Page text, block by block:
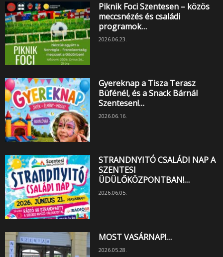
Piknik Foci Szentesen – közös
meccsnézés és családi
programok…
2026.06.23.
Gyereknap a Tisza Terasz
Büfénél, és a Snack Bárnál
Szentesen!…
2026.06.16.
STRANDNYITÓ CSALÁDI NAP A
SZENTESI
ÜDÜLŐKÖZPONTBAN!…
2026.06.05.
MOST VASÁRNAP!…
2026.05.28.